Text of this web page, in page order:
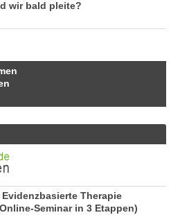
wir bald pleite?
Therapie
Seminar in 3 Etappen)